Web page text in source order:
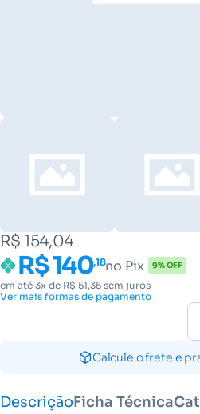
R$ 154,04
R$ 140,18no Pix 9% OFF
em até 3x de R$ 51,35 sem juros
Ver mais formas de pagamento
Calcule o frete e
DescriçãoFicha Técnica